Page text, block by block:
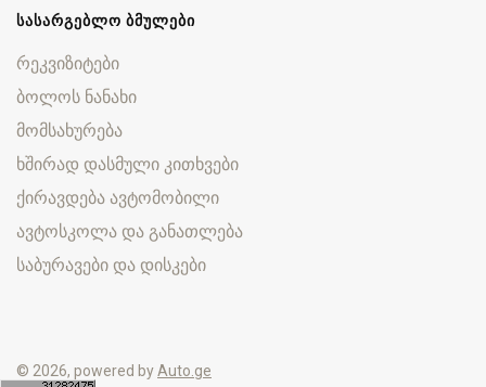
ᲡᲐᲡᲐᲠᲒᲔᲑᲚᲝ ᲑᲛᲣᲚᲔᲑᲘ
რეკვიზიტები
ბოლოს ნანახი
მომსახურება
ხშირად დასმული კითხვები
ქირავდება ავტომობილი
ავტოსკოლა და განათლება
საბურავები და დისკები
© 2026, powered byAuto.ge